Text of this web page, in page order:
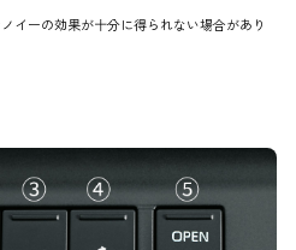
ーの効果が十分に得られない場合があり